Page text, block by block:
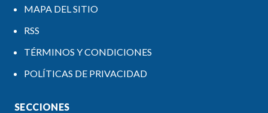
MAPA DEL SITIO
RSS
TÉRMINOS Y CONDICIONES
POLÍTICAS DE PRIVACIDAD
SECCIONES